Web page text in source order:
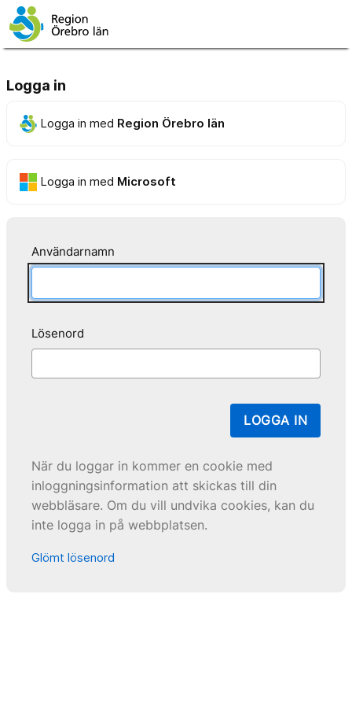
Logga in
Logga in med Region Örebro län
Logga in med Microsoft
Användarnamn
Lösenord
LOGGA IN
När du loggar in kommer en cookie med
inloggningsinformation att skickas till din
webbläsare. Om du vill undvika cookies, kan du
inte logga in på webbplatsen.
Glömt lösenord